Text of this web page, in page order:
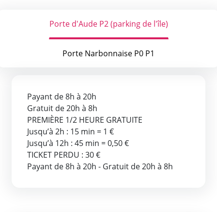
Porte d'Aude P2 (parking de l'île)
Porte Narbonnaise P0 P1
Payant de 8h à 20h
Gratuit de 20h à 8h
PREMIÈRE 1/2 HEURE GRATUITE
Jusqu’à 2h : 15 min = 1 €
Jusqu’à 12h : 45 min = 0,50 €
TICKET PERDU : 30 €
Payant de 8h à 20h - Gratuit de 20h à 8h